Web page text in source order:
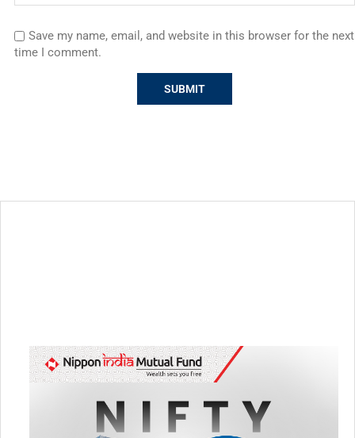
Save my name, email, and website in this browser for the next
time I comment.